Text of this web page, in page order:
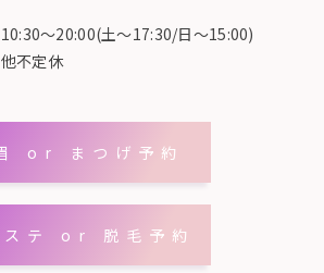
～20:00(土～17:30/日～15:00)
不定休
or まつげ予約
ステ or 脱毛予約